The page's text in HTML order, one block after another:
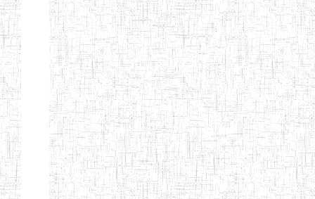
ENIEG PRIVEE
BILINGUE LES
BOSONS
04/08/2010 ENIEG
ENIEG BILINGUE
LE NORMALIEN
CITOYEN
01/08/2014 ENIEG
ENIEG BILINGUE
CLAIRE
03/10/2012 ENIEG